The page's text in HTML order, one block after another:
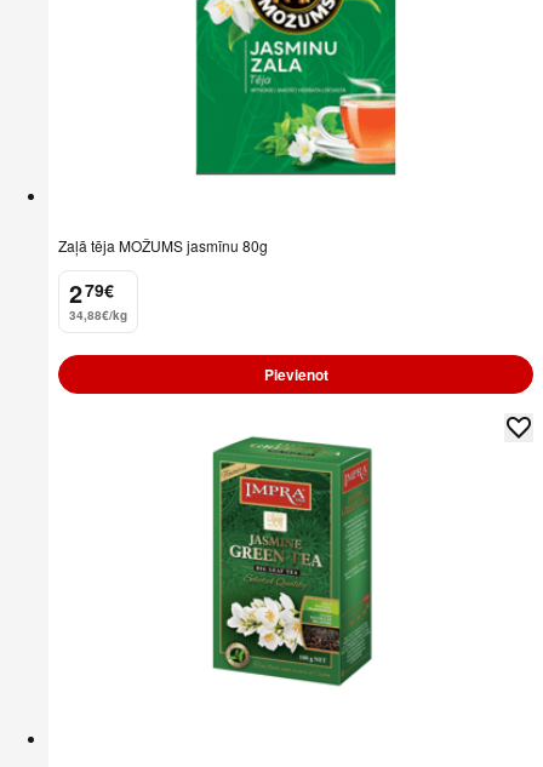
Zaļā tēja MOŽUMS jasmīnu 80g
2
. 79€
34,88€/kg
Pievienot